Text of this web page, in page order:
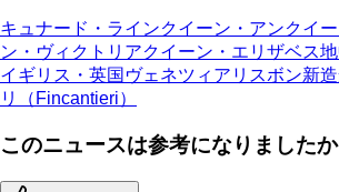
キュナード・ラインクイーン・アンクイ
ン・ヴィクトリアクイーン・エリザベス
イギリス・英国 ヴェネツィア リスボン新
リ（Fincantieri）
このニュースは参考になりましたか